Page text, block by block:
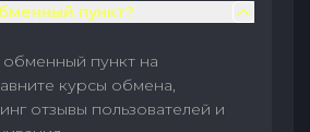
пункт?
пункт на
курсы обмена,
отзывы пользователей и